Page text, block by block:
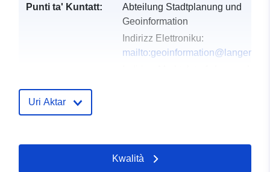
Punti ta' Kuntatt:
Abteilung Stadtplanung und
Geoinformation
Indirizz Elettroniku:
Katalgu:
21 February 2026
Aġġornat fuq data.europa.eu:
Uri Aktar
Kwalità